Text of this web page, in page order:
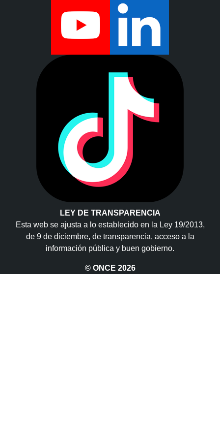
LEY DE TRANSPARENCIA
Esta web se ajusta a lo establecido en la Ley 19/2013,
de 9 de diciembre, de transparencia, acceso a la
información pública y buen gobierno.
© ONCE 2026